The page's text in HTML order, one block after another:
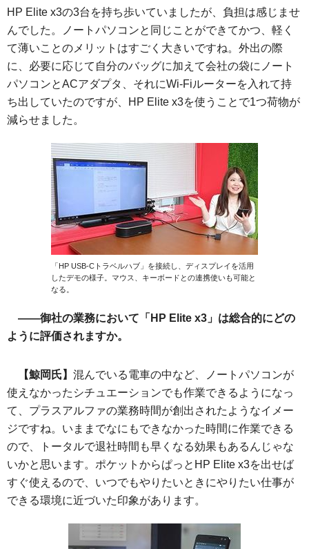
HP Elite x3の3台を持ち歩いていましたが、負担は感じませ
んでした。ノートパソコンと同じことができてかつ、軽く
て薄いことのメリットはすごく大きいですね。外出の際
に、必要に応じて自分のバッグに加えて会社の袋にノート
パソコンとACアダプタ、それにWi-Fiルーターを入れて持
ち出していたのですが、HP Elite x3を使うことで1つ荷物が
減らせました。
「HP USB-Cトラベルハブ」を接続し、ディスプレイを活用
したデモの様子。マウス、キーボードとの連携使いも可能と
なる。
――御社の業務において「HP Elite x3」は総合的にどの
ように評価されますか。
【鯨岡氏】 混んでいる電車の中など、ノートパソコンが
使えなかったシチュエーションでも作業できるようになっ
て、プラスアルファの業務時間が創出されたようなイメー
ジですね。いままでなにもできなかった時間に作業できる
ので、トータルで退社時間も早くなる効果もあるんじゃな
いかと思います。ポケットからぱっとHP Elite x3を出せば
すぐ使えるので、いつでもやりたいときにやりたい仕事が
できる環境に近づいた印象があります。